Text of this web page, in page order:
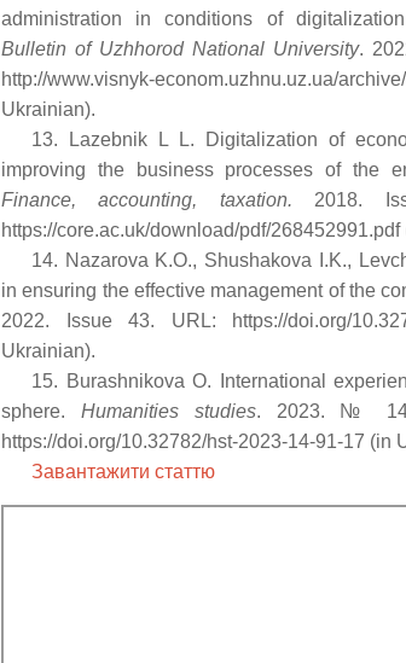
administration in conditions of
Bulletin of Uzhhorod National University.
http://www.visnyk-econom.uzhnu.uz.ua/
Ukrainian).
13. Lazebnik L L. Digitalization of
improving the business processes of the
Finance, accounting, taxation. 2018.
https://core.ac.uk/download/pdf/
14. Nazarova K.O., Shushakova I.K.,
in ensuring the effective management of the
2022. Issue 43. URL: https://doi.org/
Ukrainian).
15. Burashnikova O. International
sphere. Humanities studies. 2023. № 14
https://doi.org/10.32782/hst-2023-14-91-17 (in
Завантажити статтю